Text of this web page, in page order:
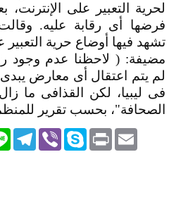
لحرية التعبير على
فرضها أى رقابة عليه.
تشهد فيها أوضاع حرية التعبير
مضيفة: ( لاحظنا عدم وجود
لم يتم اعتقال أى معارض يبدى
فى ليبيا، لكن القذافى ما زال
الصحافة"، بحسب تقرير
ViberSkype PrintEmail